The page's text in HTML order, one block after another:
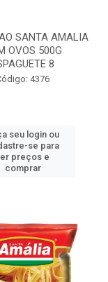
SANTA AMALIA
OVOS 500G
8
4376
seu login ou
se para
preços e
comprar